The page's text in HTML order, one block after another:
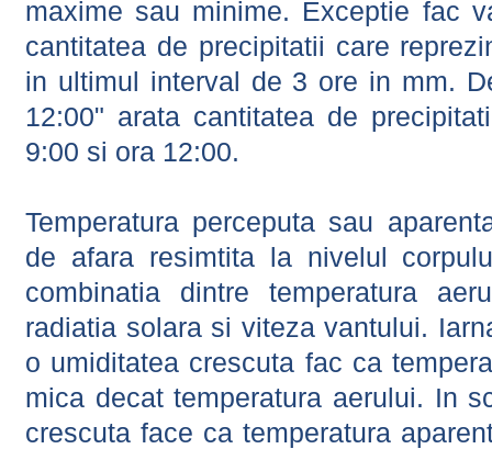
maxime sau minime. Exceptie fac
cantitatea de precipitatii care
in ultimul interval de 3 ore in mm.
12:00" arata cantitatea de
9:00 si ora 12:00.
Temperatura perceputa sau
de afara resimtita la nivelul
combinatia dintre temperatura
radiatia solara si viteza vantului.
o umiditatea crescuta fac ca
mica decat temperatura aerului. In
crescuta face ca temperatura